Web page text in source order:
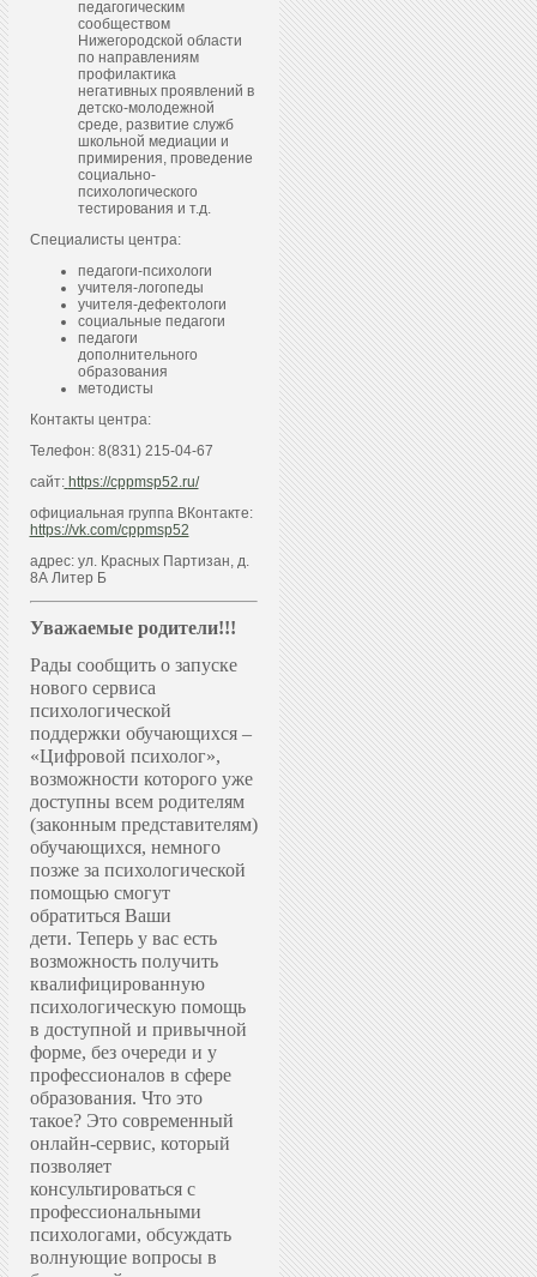
педагогическим
сообществом
Нижегородской области
по направлениям
профилактика
негативных проявлений в
детско-молодежной
среде, развитие служб
школьной медиации и
примирения, проведение
социально-
психологического
тестирования и т.д.
Специалисты центра:
педагоги-психологи
учителя-логопеды
учителя-дефектологи
социальные педагоги
педагоги
дополнительного
образования
методисты
Контакты центра:
Телефон: 8(831) 215-04-67
сайт: https://cppmsp52.ru/
официальная группа ВКонтакте:
https://vk.com/cppmsp52
адрес: ул. Красных Партизан, д.
8А Литер Б
Уважаемые родители!!!
Рады сообщить о запуске
нового сервиса
психологической
поддержки обучающихся –
«Цифровой психолог»,
возможности которого уже
доступны всем родителям
(законным представителям)
обучающихся, немного
позже за психологической
помощью смогут
обратиться Ваши
дети. Теперь у вас есть
возможность получить
квалифицированную
психологическую помощь
в доступной и привычной
форме, без очереди и у
профессионалов в сфере
образования. Что это
такое? Это современный
онлайн-сервис, который
позволяет
консультироваться с
профессиональными
психологами, обсуждать
волнующие вопросы в